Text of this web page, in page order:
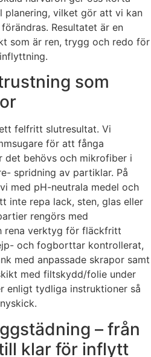
planering, vilket gör att vi kan
Resultatet är en
som är ren, trygg och redo för
som
felfritt slutresultat. Vi
för att fånga
det behövs och mikrofiber i
spridning av partiklar. På
med pH-neutrala medel och
inte repa lack, sten, glas eller
rengörs med
rena verktyg för fläckfritt
och fogborttar kontrollerat,
med anpassade skrapor samt
med filtskydd/folie under
enligt tydliga instruktioner så
– från
klar för inflytt